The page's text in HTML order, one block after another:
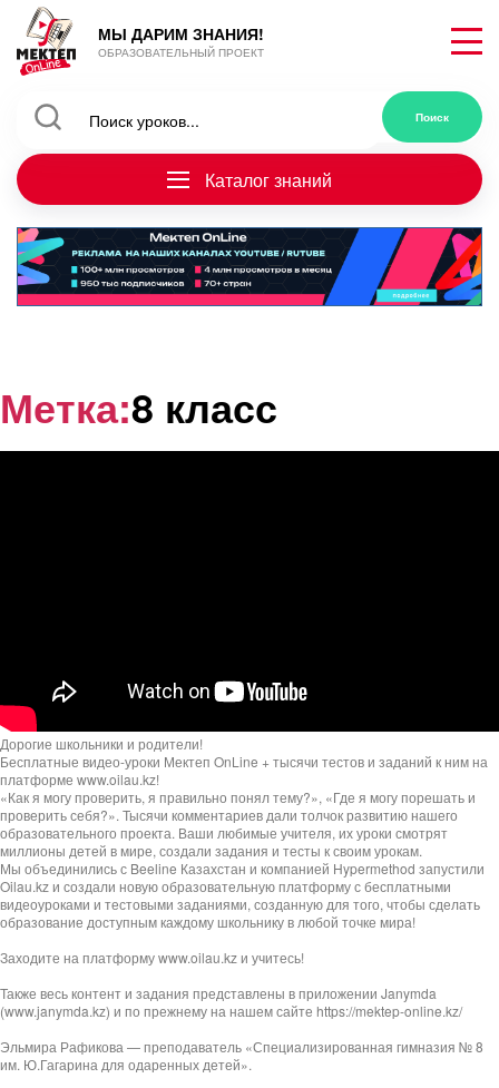
МЫ ДАРИМ ЗНАНИЯ!
ОБРАЗОВАТЕЛЬНЫЙ ПРОЕКТ
Каталог знаний
Метка:8 класс
Дорогие школьники и родители!
Бесплатные видео-уроки Мектеп OnLine + тысячи тестов и заданий к ним на
платформе www.oilau.kz!
«Как я могу проверить, я правильно понял тему?», «Где я могу порешать и
проверить себя?». Тысячи комментариев дали толчок развитию нашего
образовательного проекта. Ваши любимые учителя, их уроки смотрят
миллионы детей в мире, создали задания и тесты к своим урокам.
Мы объединились с Beeline Казахстан и компанией Hypermethod запустили
Oilau.kz и создали новую образовательную платформу с бесплатными
видеоуроками и тестовыми заданиями, созданную для того, чтобы сделать
образование доступным каждому школьнику в любой точке мира!
Заходите на платформу www.oilau.kz и учитесь!
Также весь контент и задания представлены в приложении Janymda
(www.janymda.kz) и по прежнему на нашем сайте https://mektep-online.kz/
Эльмира Рафикова — преподаватель «Специализированная гимназия № 8
им. Ю.Гагарина для одаренных детей».